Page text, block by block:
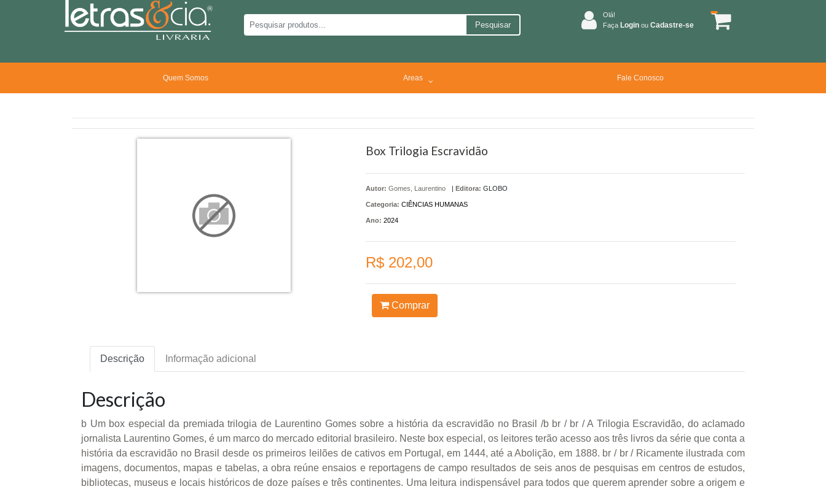
Pesquisar
Olá!
Faça Login ou Cadastre-se
Quem Somos Areas Fale Conosco
Box Trilogia Escravidão
Autor: Gomes, Laurentino | Editora: GLOBO
Categoria: CIÊNCIAS HUMANAS
Ano: 2024
R$ 202,00
Comprar
Descrição Informação adicional
Descrição
b Um box especial da premiada trilogia de Laurentino Gomes sobre a história da escravidão no Brasil /b br / br / A Trilogia Escravidão, do aclamado
jornalista Laurentino Gomes, é um marco do mercado editorial brasileiro. Neste box especial, os leitores terão acesso aos três livros da série que conta a
história da escravidão no Brasil desde os primeiros leilões de cativos em Portugal, em 1444, até a Abolição, em 1888. br / br / Ricamente ilustrada com
imagens, documentos, mapas e tabelas, a obra reúne ensaios e reportagens de campo resultados de seis anos de pesquisas em centros de estudos,
bibliotecas, museus e locais históricos de doze países e três continentes. Uma leitura indispensável para todos que querem aprender sobre a origem e